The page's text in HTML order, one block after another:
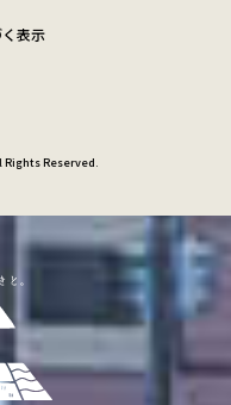
表示
Reserved.